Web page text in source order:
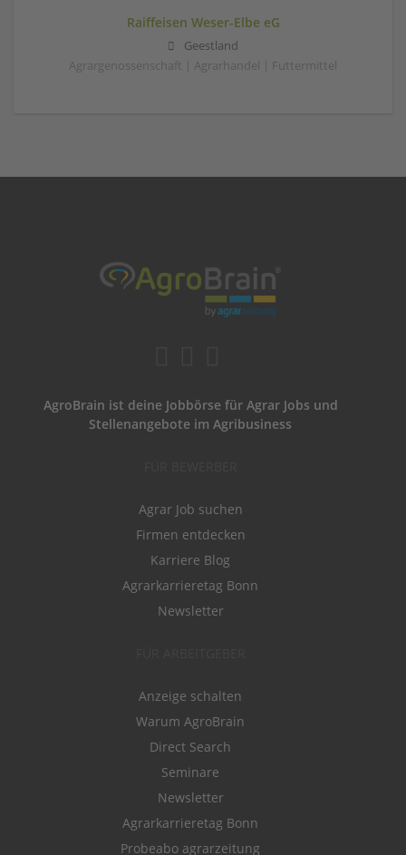
Raiffeisen Weser-Elbe eG
Geestland
Agrargenossenschaft | Agrarhandel | Futtermittel
AgroBrain ist deine Jobbörse für Agrar Jobs und
Stellenangebote im Agribusiness
Agrar Job suchen
Firmen entdecken
Karriere Blog
Agrarkarrieretag Bonn
Newsletter
Anzeige schalten
Warum AgroBrain
Direct Search
Seminare
Newsletter
Agrarkarrieretag Bonn
Probeabo agrarzeitung